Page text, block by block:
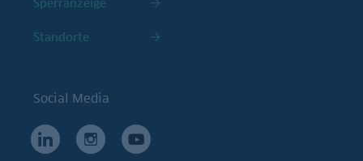
Standorte
Social Media